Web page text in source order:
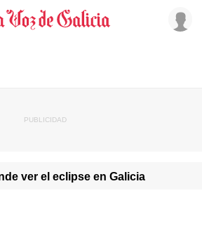
ver el eclipse en Galicia